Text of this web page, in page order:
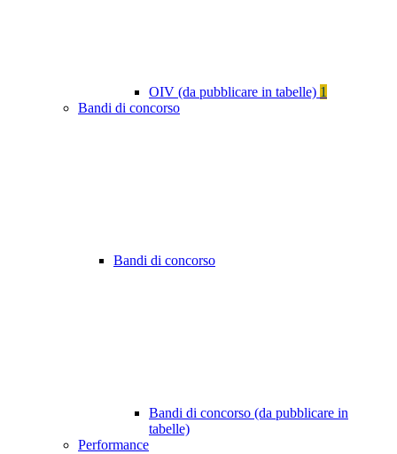
OIV (da pubblicare in tabelle) 1
Bandi di concorso
Bandi di concorso
Bandi di concorso (da pubblicare in
tabelle)
Performance